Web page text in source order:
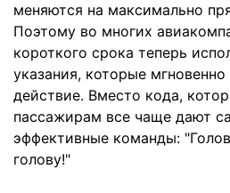
меняются на максимально
Поэтому во многих
короткого срока теперь
указания, которые
действие. Вместо кода,
пассажирам все чаще дают
эффективные команды:
голову!"